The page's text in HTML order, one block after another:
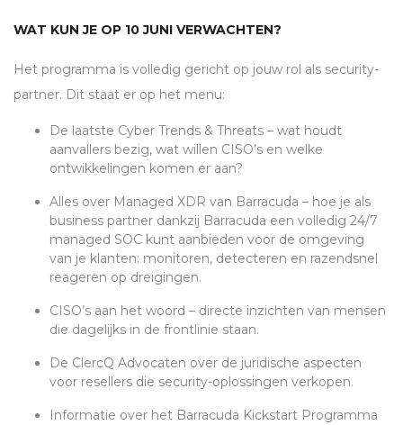
WAT KUN JE OP 10 JUNI VERWACHTEN?
Het programma is volledig gericht op jouw rol als security-
partner. Dit staat er op het menu:
De laatste Cyber Trends & Threats – wat houdt
aanvallers bezig, wat willen CISO’s en welke
ontwikkelingen komen er aan?
Alles over Managed XDR van Barracuda – hoe je als
business partner dankzij Barracuda een volledig 24/7
managed SOC kunt aanbieden voor de omgeving
van je klanten: monitoren, detecteren en razendsnel
reageren op dreigingen.
CISO’s aan het woord – directe inzichten van mensen
die dagelijks in de frontlinie staan.
De ClercQ Advocaten over de juridische aspecten
voor resellers die security-oplossingen verkopen.
Informatie over het Barracuda Kickstart Programma